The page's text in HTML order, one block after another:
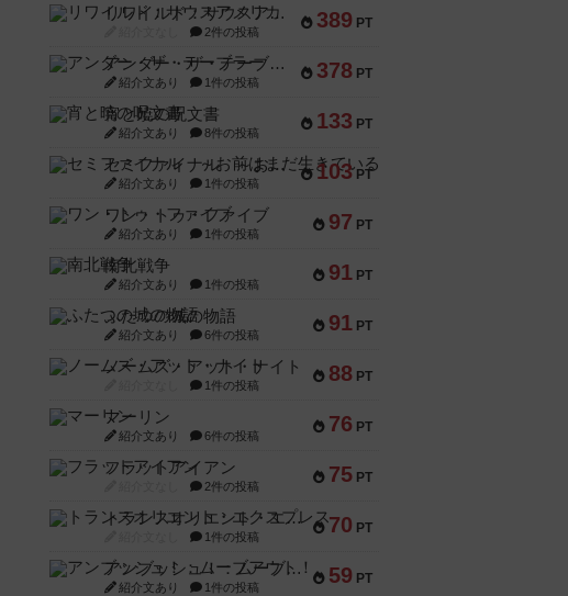
389 PT
リワイルド：サウスアメリカ
2件の投稿
378 PT
アンダー・ザ・テーブラー
紹介文あり 1件の投稿
133 PT
宵と暁の呪文書
紹介文あり 8件の投稿
103 PT
セミファイナル ～お前はまだ生きている～
紹介文あり 1件の投稿
97 PT
ワン・トゥ・ファイブ
紹介文あり 1件の投稿
91 PT
南北戦争
紹介文あり 1件の投稿
91 PT
ふたつの城の物語
紹介文あり 6件の投稿
88 PT
ノームズ・アット・ナイト
1件の投稿
76 PT
マーリン
紹介文あり 6件の投稿
75 PT
フラットアイアン
2件の投稿
70 PT
トランスオリエント・エクスプレス
1件の投稿
59 PT
アンブッシュ！：ムーブアウト！
紹介文あり 1件の投稿